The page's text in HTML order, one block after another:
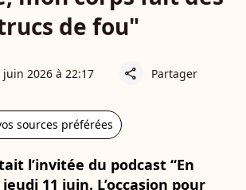
de fou"
2026 à 22:17 share Partager
sources préférées
l’invitée du podcast “En
11 juin. L’occasion pour